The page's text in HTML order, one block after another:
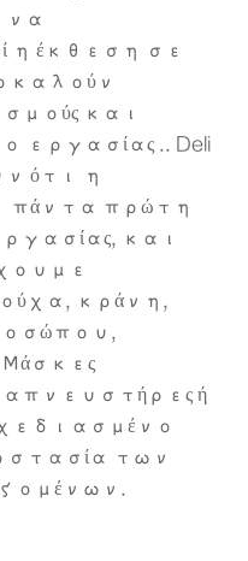
να
έκθεση σε
και
.. Deli
ότι η
πάντα πρώτη
και
κράνη,
ή
των